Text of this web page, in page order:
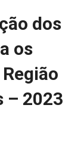
dos
os
– 2023